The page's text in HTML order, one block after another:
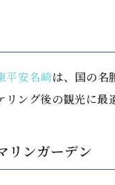
平安名崎は、国の名
ング後の観光に最
リンガーデン